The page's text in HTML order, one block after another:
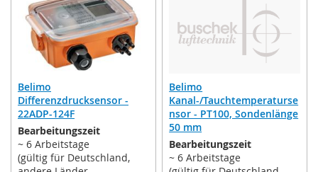
Belimo
Differenzdrucksensor -
22ADP-124F
Bearbeitungszeit
~ 6 Arbeitstage
(gültig für Deutschland,
Belimo
Kanal-/Tauchtemperaturse
nsor - PT100, Sondenlänge
50 mm
Bearbeitungszeit
~ 6 Arbeitstage